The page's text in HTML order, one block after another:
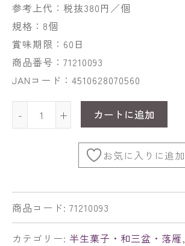
参考上代：税抜380円／個
規格：8個
賞味期限：60日
商品番号：71210093
JANコード：4510628070560
- + カートに追加
お気に入りに追加
商品コード: 71210093
カテゴリー: 半生菓子・和三盆・落雁,